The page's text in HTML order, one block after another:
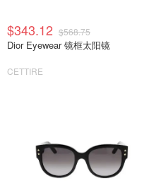
$343.12 $568.75
Dior Eyewear 镜框太阳镜
CETTIRE